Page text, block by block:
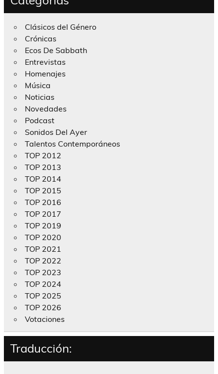
Clásicos del Género
Crónicas
Ecos De Sabbath
Entrevistas
Homenajes
Música
Noticias
Novedades
Podcast
Sonidos Del Ayer
Talentos Contemporáneos
TOP 2012
TOP 2013
TOP 2014
TOP 2015
TOP 2016
TOP 2017
TOP 2019
TOP 2020
TOP 2021
TOP 2022
TOP 2023
TOP 2024
TOP 2025
TOP 2026
Votaciones
Traducción: